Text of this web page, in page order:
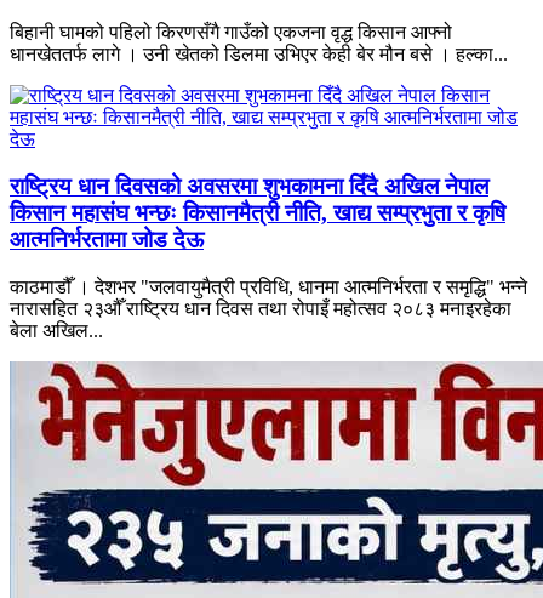
बिहानी घामको पहिलो किरणसँगै गाउँको एकजना वृद्ध किसान आफ्नो
धानखेततर्फ लागे । उनी खेतको डिलमा उभिएर केही बेर मौन बसे । हल्का...
राष्ट्रिय धान दिवसको अवसरमा शुभकामना दिँदै अखिल नेपाल
किसान महासंघ भन्छः किसानमैत्री नीति, खाद्य सम्प्रभुता र कृषि
आत्मनिर्भरतामा जोड देऊ
काठमाडौँ । देशभर "जलवायुमैत्री प्रविधि, धानमा आत्मनिर्भरता र समृद्धि" भन्ने
नारासहित २३औँ राष्ट्रिय धान दिवस तथा रोपाइँ महोत्सव २०८३ मनाइरहेका
बेला अखिल...